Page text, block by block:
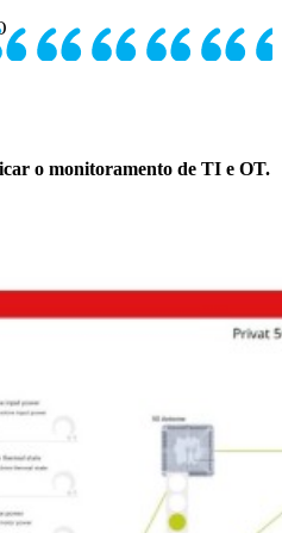
o monitoramento de TI e OT.